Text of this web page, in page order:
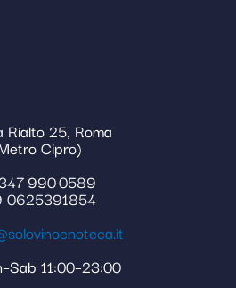
Rialto 25, Roma
Cipro)
990 0589
0625391854
11:00–23:00